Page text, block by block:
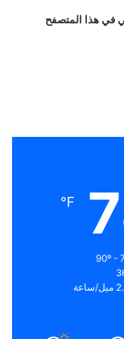
في هذا المتصفح
℉